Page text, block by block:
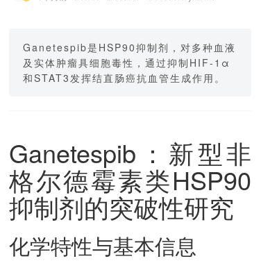
Ganetespib是HSP90抑制剂，对多种血液
及实体肿瘤具细胞毒性，通过抑制HIF-1α
和STAT3发挥结直肠癌抗血管生成作用。
Ganetespib ：新型非
格尔德霉素类HSP90
抑制剂的突破性研究
化学特性与基本信息